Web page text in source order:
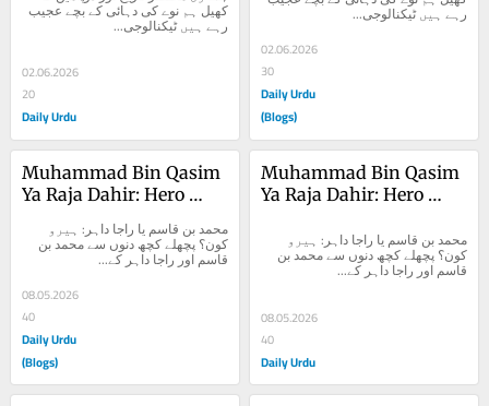
رہے ہیں ٹیکنالوجی...
02.06.2026
20
Daily Urdu
رہے ہیں ٹیکنالوجی...
02.06.2026
30
Daily Urdu
(Blogs)
Muhammad Bin Qasim
Ya Raja Dahir: Hero
قاسم اور راجا داہر کے...
08.05.2026
40
Daily Urdu
(Blogs)
Muhammad Bin Qasim
Ya Raja Dahir: Hero
قاسم اور راجا داہر کے...
08.05.2026
40
Daily Urdu